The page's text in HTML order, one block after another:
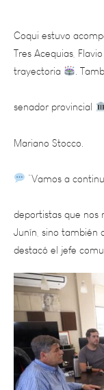
Tres Acequias,
trayectoria .
senador provincial
Mariano Stocco.
“Vamos a
deportistas que
Junín, sino
destacó el jefe